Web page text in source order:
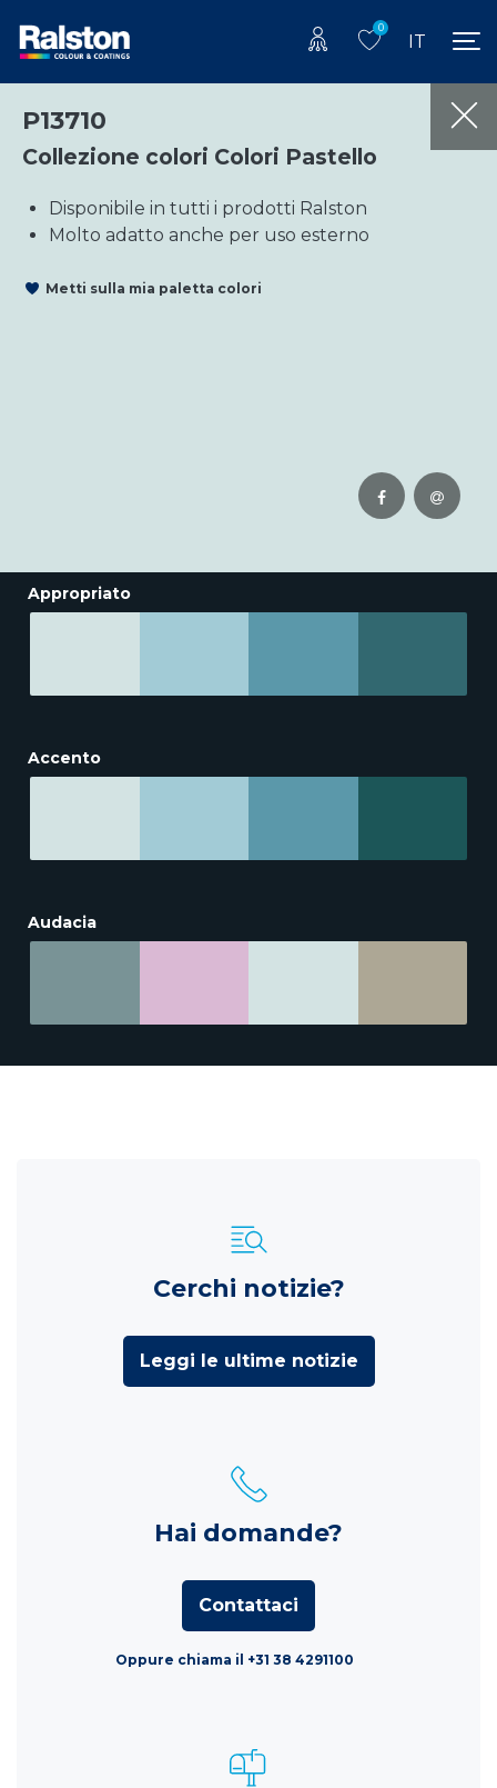
0
IT
P13710
Collezione colori Colori Pastello
Disponibile in tutti i prodotti Ralston
Molto adatto anche per uso esterno
Metti sulla mia paletta colori
Appropriato
Accento
Audacia
Cerchi notizie?
Leggi le ultime notizie
Hai domande?
Contattaci
Oppure chiama il +31 38 4291100